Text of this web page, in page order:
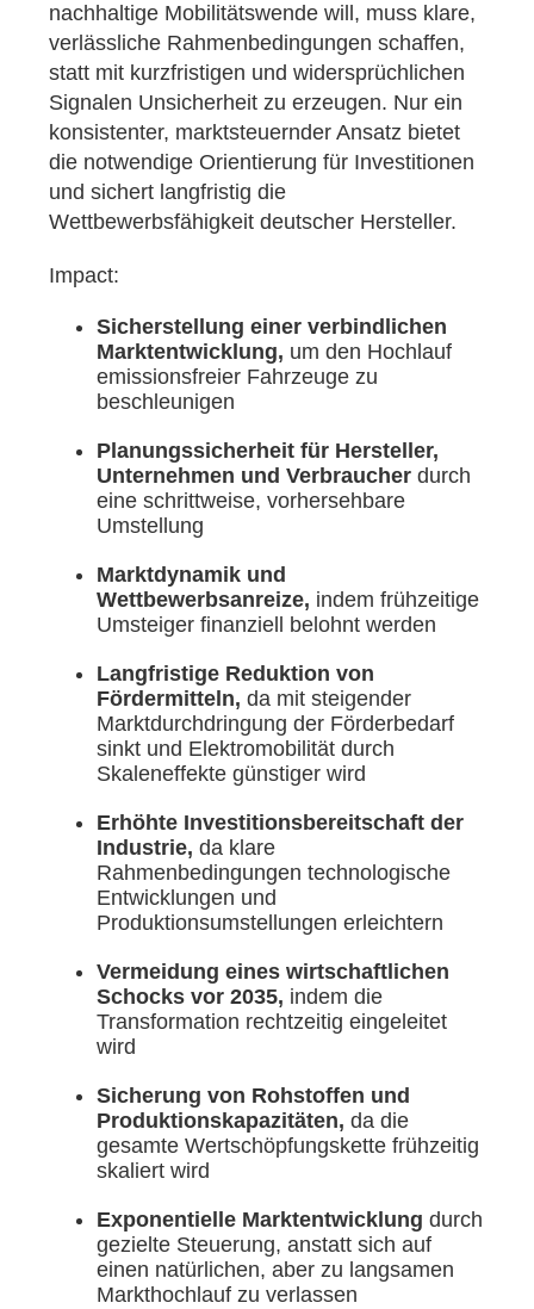
nachhaltige Mobilitätswende will, muss klare,
verlässliche Rahmenbedingungen schaffen,
statt mit kurzfristigen und widersprüchlichen
Signalen Unsicherheit zu erzeugen. Nur ein
konsistenter, marktsteuernder Ansatz bietet
die notwendige Orientierung für Investitionen
und sichert langfristig die
Wettbewerbsfähigkeit deutscher Hersteller.
Impact:
Sicherstellung einer verbindlichen
Marktentwicklung, um den Hochlauf
emissionsfreier Fahrzeuge zu
beschleunigen
Planungssicherheit für Hersteller,
Unternehmen und Verbraucher durch
eine schrittweise, vorhersehbare
Umstellung
Marktdynamik und
Wettbewerbsanreize, indem frühzeitige
Umsteiger finanziell belohnt werden
Langfristige Reduktion von
Fördermitteln, da mit steigender
Marktdurchdringung der Förderbedarf
sinkt und Elektromobilität durch
Skaleneffekte günstiger wird
Erhöhte Investitionsbereitschaft der
Industrie, da klare
Rahmenbedingungen technologische
Entwicklungen und
Produktionsumstellungen erleichtern
Vermeidung eines wirtschaftlichen
Schocks vor 2035, indem die
Transformation rechtzeitig eingeleitet
wird
Sicherung von Rohstoffen und
Produktionskapazitäten, da die
gesamte Wertschöpfungskette frühzeitig
skaliert wird
Exponentielle Marktentwicklung durch
gezielte Steuerung, anstatt sich auf
einen natürlichen, aber zu langsamen
Markthochlauf zu verlassen